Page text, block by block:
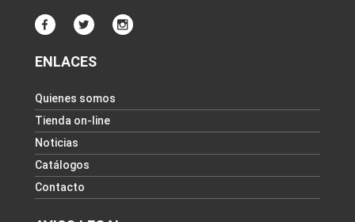
ENLACES
Quienes somos
Tienda on-line
Noticias
Catálogos
Contacto